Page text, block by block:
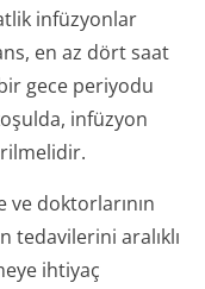
infüzyonlar
en az dört saat
gece periyodu
infüzyon
doktorlarının
tedavilerini aralıklı
ihtiyaç